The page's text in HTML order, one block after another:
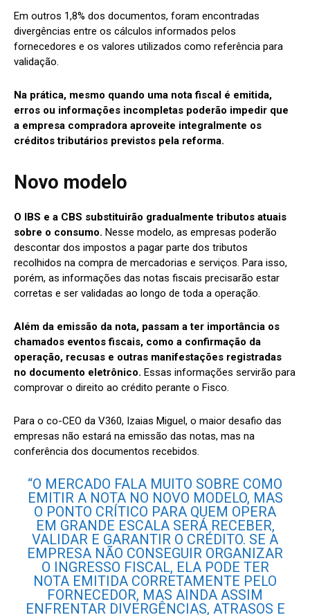
Em outros 1,8% dos documentos, foram encontradas
divergências entre os cálculos informados pelos
fornecedores e os valores utilizados como referência para
validação.
Na prática, mesmo quando uma nota fiscal é emitida,
erros ou informações incompletas poderão impedir que
a empresa compradora aproveite integralmente os
créditos tributários previstos pela reforma.
Novo modelo
O IBS e a CBS substituirão gradualmente tributos atuais
sobre o consumo. Nesse modelo, as empresas poderão
descontar dos impostos a pagar parte dos tributos
recolhidos na compra de mercadorias e serviços. Para isso,
porém, as informações das notas fiscais precisarão estar
corretas e ser validadas ao longo de toda a operação.
Além da emissão da nota, passam a ter importância os
chamados eventos fiscais, como a confirmação da
operação, recusas e outras manifestações registradas
no documento eletrônico. Essas informações servirão para
comprovar o direito ao crédito perante o Fisco.
Para o co-CEO da V360, Izaias Miguel, o maior desafio das
empresas não estará na emissão das notas, mas na
conferência dos documentos recebidos.
“O MERCADO FALA MUITO SOBRE COMO
EMITIR A NOTA NO NOVO MODELO, MAS
O PONTO CRÍTICO PARA QUEM OPERA
EM GRANDE ESCALA SERÁ RECEBER,
VALIDAR E GARANTIR O CRÉDITO. SE A
EMPRESA NÃO CONSEGUIR ORGANIZAR
O INGRESSO FISCAL, ELA PODE TER
NOTA EMITIDA CORRETAMENTE PELO
FORNECEDOR, MAS AINDA ASSIM
ENFRENTAR DIVERGÊNCIAS, ATRASOS E